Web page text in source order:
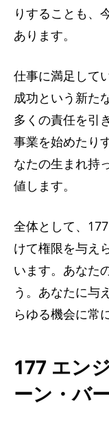
りすることも、
あります。
仕事に満足して
成功という新た
多くの責任を引
事業を始めたり
なたの生まれ持
値します。
全体として、
けて権限を与え
います。あなた
う。あなたに与
らゆる機会に常
177 エン
ーン・バ